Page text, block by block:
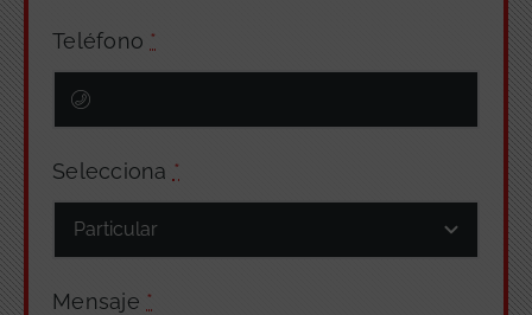
Teléfono *
Selecciona *
Mensaje *